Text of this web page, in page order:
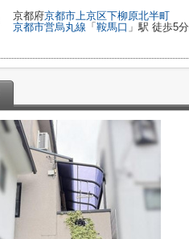
京都府京都市上京区下柳原北半町
京都市営烏丸線 「 鞍馬口 」駅 徒歩5分